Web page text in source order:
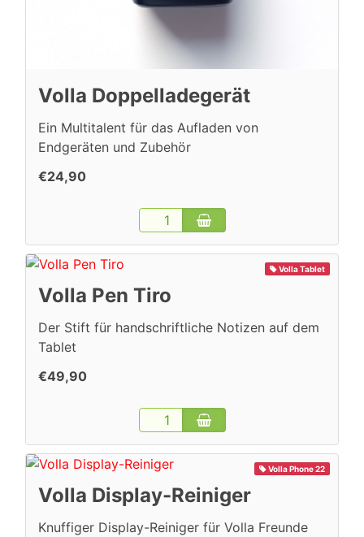
Volla Doppelladegerät
Ein Multitalent für das Aufladen von
Endgeräten und Zubehör
€24,90
Volla Tablet
Volla Pen Tiro
Der Stift für handschriftliche Notizen auf dem
Tablet
€49,90
Volla Phone 22
Volla Display-Reiniger
Knuffiger Display-Reiniger für Volla Freunde